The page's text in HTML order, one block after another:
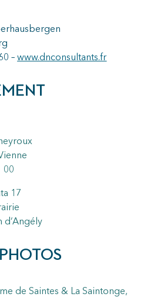
–www.dnconsultants.fr
00
17
d‘Angély
de Saintes & La Saintonge,